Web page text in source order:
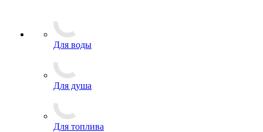
Для воды
Для душа
Для топлива